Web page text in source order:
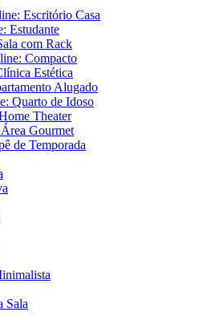
Escritório Casa
Estudante
com Rack
Compacto
Estética
Alugado
Quarto de Idoso
Theater
Gourmet
de Temporada
Sala